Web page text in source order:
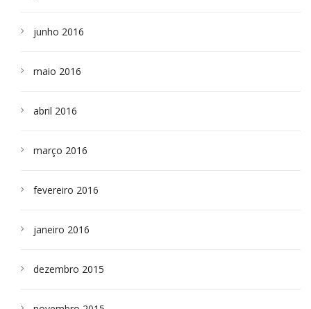
junho 2016
maio 2016
abril 2016
março 2016
fevereiro 2016
janeiro 2016
dezembro 2015